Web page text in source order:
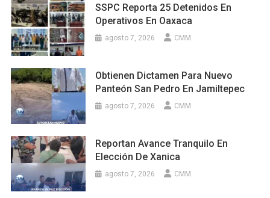
SSPC Reporta 25 Detenidos En
Operativos En Oaxaca
agosto 7, 2026 CMM
Obtienen Dictamen Para Nuevo
Panteón San Pedro En Jamiltepec
agosto 7, 2026 CMM
Reportan Avance Tranquilo En
Elección De Xanica
agosto 7, 2026 CMM